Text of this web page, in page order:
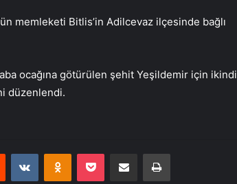
memleketi Bitlis’in Adilcevaz ilçesinde bağlı
ocağına götürülen şehit Yeşildemir için ikindi
düzenlendi.
Reddit VKontakteOdnoklassniki
Pocket E-Posta ile paylaş Yazdır